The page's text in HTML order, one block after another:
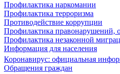
Профилактика наркомании
Профилактика терроризма
Противодействие коррупции
Профилактика правонарушений,
Профилактика незаконной
Информация для населения
Коронавирус: официальная
Обращения граждан